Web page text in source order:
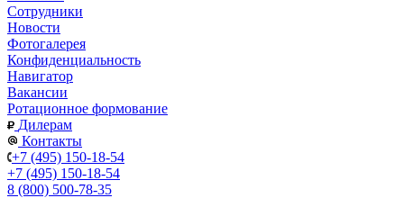
Сотрудники
Новости
Фотогалерея
Конфиденциальность
Навигатор
Вакансии
Ротационное формование
Дилерам
Контакты
+7 (495) 150-18-54
+7 (495) 150-18-54
8 (800) 500-78-35